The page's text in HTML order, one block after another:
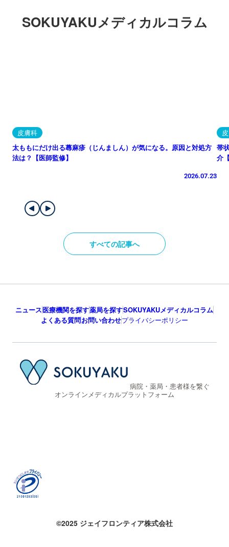
SOKUYAKUメディカルコラム
皮膚科
太ももにだけ出る蕁麻疹（じんましん）が気になる。原因と対処方
法は？【医師監修】
2026.07.23
帯
介
すべての記事へ
ニュース医療機関を探す薬局を探すSOKUYAKUメディカルコラム
よくある質問お問い合わせプライバシーポリシー
病院・薬局・患者様を繋ぐ
オンラインメディカルプラットフォーム
©2025 ジェイフロンティア株式会社